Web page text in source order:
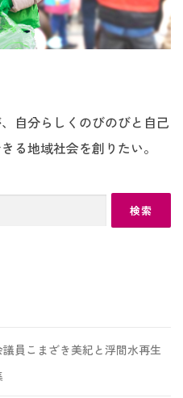
自分らしくのびのびと自己
る地域社会を創りたい。
員こまざき美紀と浮間水再生